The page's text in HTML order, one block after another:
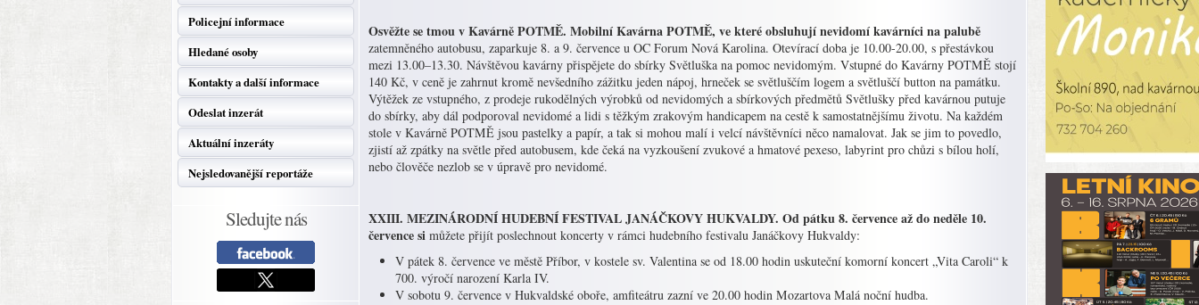
Policejní informace
Hledané osoby
Kontakty a další informace
Odeslat inzerát
Aktuální inzeráty
Nejsledovanější reportáže
Sledujte nás
Osvěžte se tmou v Kavárně POTMĚ. Mobilní Kavárna POTMĚ, ve které obsluhují nevidomí kavárníci na palubě
zatemněného autobusu, zaparkuje 8. a 9. července u OC Forum Nová Karolina. Otevírací doba je 10.00-20.00, s přestávkou
mezi 13.00–13.30. Návštěvou kavárny přispějete do sbírky Světluška na pomoc nevidomým. Vstupné do Kavárny POTMĚ stojí
140 Kč, v ceně je zahrnut kromě nevšedního zážitku jeden nápoj, hrneček se světluščím logem a světluščí button na památku.
Výtěžek ze vstupného, z prodeje rukodělných výrobků od nevidomých a sbírkových předmětů Světlušky před kavárnou putuje
do sbírky, aby dál podporoval nevidomé a lidi s těžkým zrakovým handicapem na cestě k samostatnějšímu životu. Na každém
stole v Kavárně POTMĚ jsou pastelky a papír, a tak si mohou malí i velcí návštěvníci něco namalovat. Jak se jim to povedlo,
zjistí až zpátky na světle před autobusem, kde čeká na vyzkoušení zvukové a hmatové pexeso, labyrint pro chůzi s bílou holí,
nebo člověče nezlob se v úpravě pro nevidomé.
XXIII. MEZINÁRODNÍ HUDEBNÍ FESTIVAL JANÁČKOVY HUKVALDY. Od pátku 8. července až do neděle 10.
července si můžete přijít poslechnout koncerty v rámci hudebního festivalu Janáčkovy Hukvaldy:
V pátek 8. července ve městě Příbor, v kostele sv. Valentina se od 18.00 hodin uskuteční komorní koncert „Vita Caroli“ k
700. výročí narození Karla IV.
V sobotu 9. července v Hukvaldské oboře, amfiteátru zazní ve 20.00 hodin Mozartova Malá noční hudba.